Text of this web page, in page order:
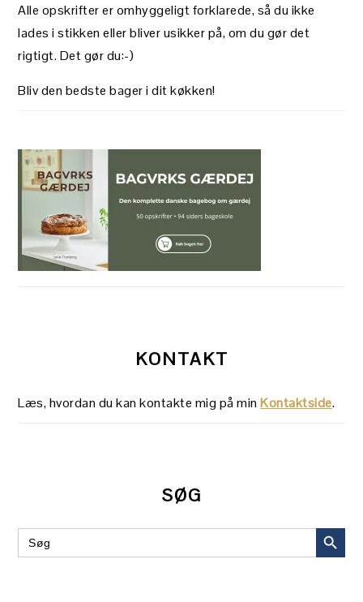
Alle opskrifter er omhyggeligt forklarede, så du ikke
lades i stikken eller bliver usikker på, om du gør det
rigtigt. Det gør du:-)
Bliv den bedste bager i dit køkken!
KONTAKT
Læs, hvordan du kan kontakte mig på minKontaktside.
SØG
Search
for:
SEARCH